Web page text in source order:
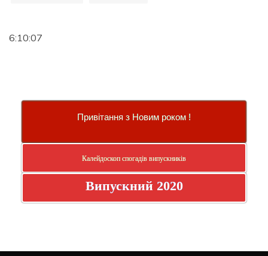
6:10:08
Привітання з Новим роком !
Калейдоскоп спогадів випускників
Випускний 2020